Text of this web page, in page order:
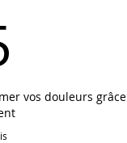
vos douleurs grâce